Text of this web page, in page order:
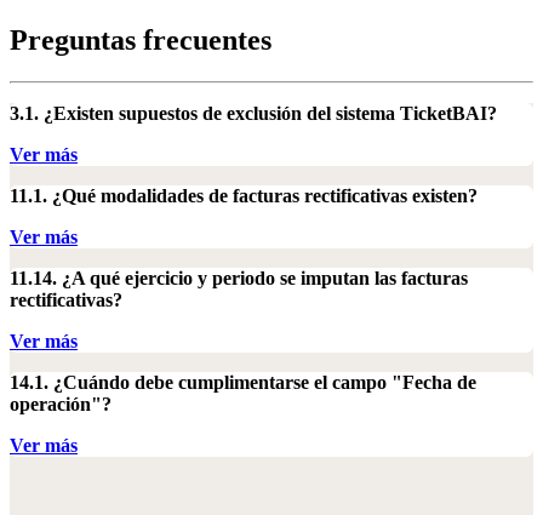
Preguntas frecuentes
3.1. ¿Existen supuestos de exclusión del sistema TicketBAI?
Ver más
11.1. ¿Qué modalidades de facturas rectificativas existen?
Ver más
11.14. ¿A qué ejercicio y periodo se imputan las facturas
rectificativas?
Ver más
14.1. ¿Cuándo debe cumplimentarse el campo "Fecha de
operación"?
Ver más